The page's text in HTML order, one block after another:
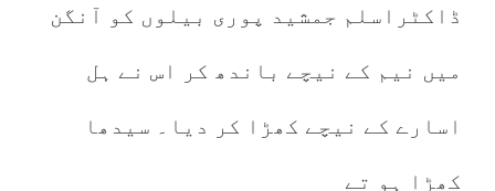
ڈاکٹراسلم جمشید پوری بیلوں کو آنگن
میں نیم کے نیچے باندھ کر اس نے ہل
اسارے کے نیچے کھڑا کر دیا۔ سیدھا
کھڑا ہو تے